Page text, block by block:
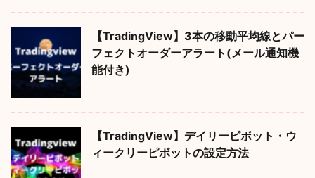
【TradingView】3本の移動平均線とパー
フェクトオーダーアラート(メール通知機
能付き)
【TradingView】デイリーピボット・ウ
ィークリーピボットの設定方法